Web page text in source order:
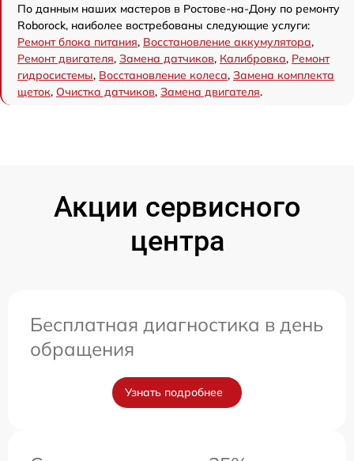
По данным наших мастеров в Ростове-на-Дону по ремонту
Roborock, наиболее востребованы следующие услуги:
Ремонт блока питания, Восстановление аккумулятора,
Ремонт двигателя, Замена датчиков, Калибровка, Ремонт
гидросистемы, Восстановление колеса, Замена комплекта
щеток, Очистка датчиков, Замена двигателя.
Акции сервисного
центра
Бесплатная диагностика в день
обращения
Узнать подробнее